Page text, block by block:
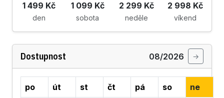
1 499 Kč
den
1 099 Kč
sobota
2 299 Kč
neděle
2 998 Kč
víkend
Dostupnost 08/2026 →
po út st čt pá so ne